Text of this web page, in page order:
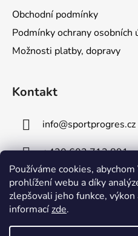
Používáme cookies,
prohlížení webu a díky
zlepšovali jeho funkce,
informacízde.
Obchodní podmínky
Podmínky ochrany osobních
Možnosti platby, dopravy
Kontakt
info@sportprogres.cz
+420 602 713 891
+420 734 491 091